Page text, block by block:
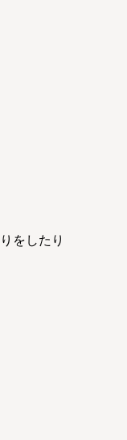
をしたり